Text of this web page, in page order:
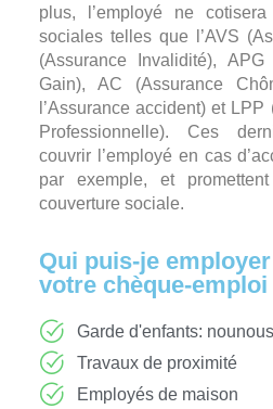
plus, l’employé ne
sociales telles que l’AVS
(Assurance Invalidité),
Gain), AC (Assurance
l’Assurance accident) et
Professionnelle). Ces
couvrir l’employé en cas
par exemple, et
couverture sociale.
Qui puis-je
votre chèque-emploi
Garde d'enfants:
Travaux de proximité
Employés de maison